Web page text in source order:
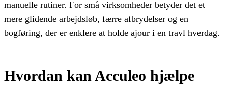
manuelle rutiner. For små virksomheder betyder det et
mere glidende arbejdsløb, færre afbrydelser og en
bogføring, der er enklere at holde ajour i en travl hverdag.
Hvordan kan Acculeo hjælpe